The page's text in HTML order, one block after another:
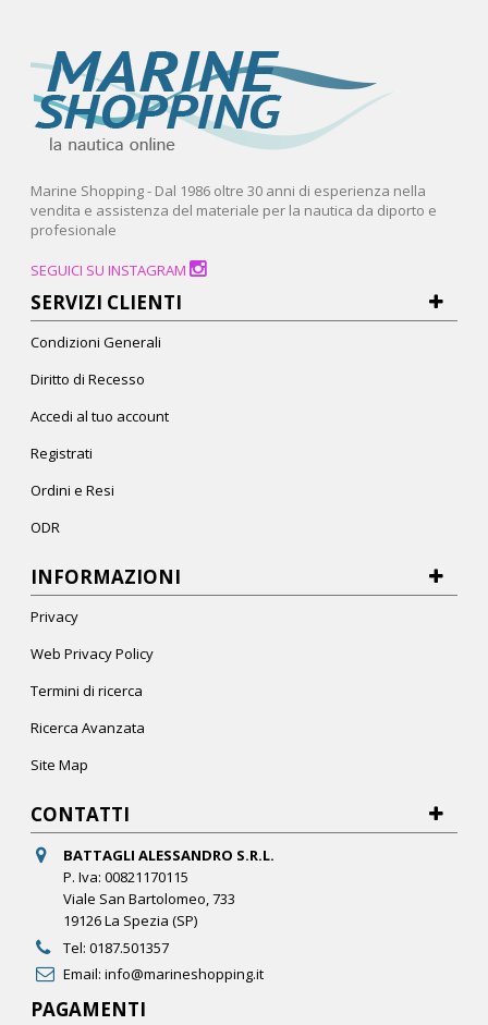
Marine Shopping - Dal 1986 oltre 30 anni di esperienza nella
vendita e assistenza del materiale per la nautica da diporto e
profesionale
SEGUICI SU INSTAGRAM
SERVIZI CLIENTI
Condizioni Generali
Diritto di Recesso
Accedi al tuo account
Registrati
Ordini e Resi
ODR
INFORMAZIONI
Privacy
Web Privacy Policy
Termini di ricerca
Ricerca Avanzata
Site Map
CONTATTI
BATTAGLI ALESSANDRO S.R.L.
P. Iva: 00821170115
Viale San Bartolomeo, 733
19126 La Spezia (SP)
Tel: 0187.501357
Email: info@marineshopping.it
PAGAMENTI